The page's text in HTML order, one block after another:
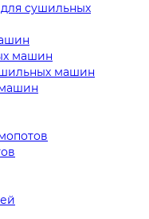
сушильных
машин
машин